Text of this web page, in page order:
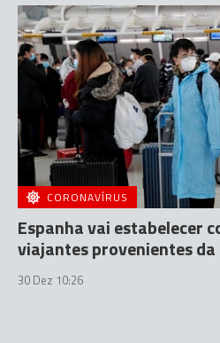
CORONAVÍRUS
Espanha vai estabelecer
viajantes provenientes da
30 Dez 10:26